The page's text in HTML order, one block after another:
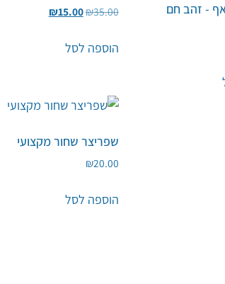
- זהב חם
₪35.00
₪15.00
הוספה לסל
שפריצר שחור מקצועי
₪20.00
הוספה לסל